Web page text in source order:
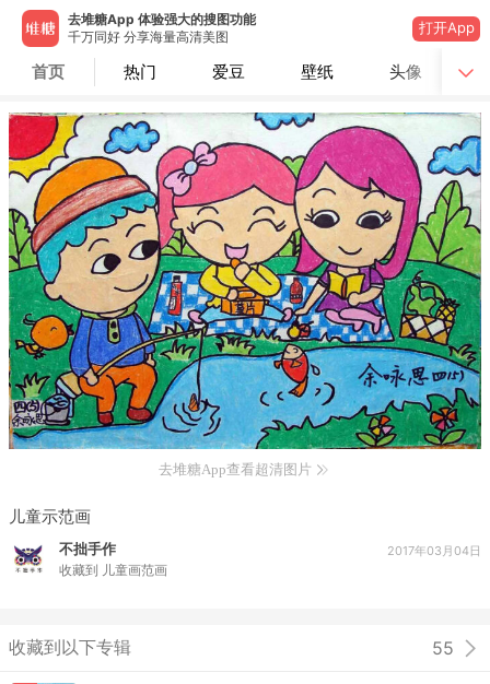
去堆糖App 体验强大的搜图功能
千万同好 分享海量高清美图
打开App
首页 热门 爱豆 壁纸 头像
去堆糖App查看超清图片
儿童示范画
不拙手作
收藏到 儿童画范画
2017年03月04日
收藏到以下专辑 55